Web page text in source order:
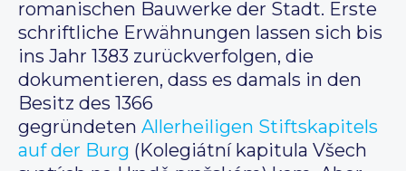
romanischen Bauwerke der Stadt. Erste
schriftliche Erwähnungen lassen sich bis
ins Jahr 1383 zurückverfolgen, die
dokumentieren, dass es damals in den
Besitz des 1366
gegründeten Allerheiligen Stiftskapitels
auf der Burg (Kolegiátní kapitula Všech